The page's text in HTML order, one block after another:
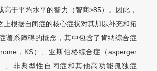
高于平均水平的智力（智商>85）。因此，
上根据自闭症的核心症状对其加以补充和拓
谱系障碍的概念，其中包含了肯纳综合症
，KS）、亚斯伯格综合症（asperger
、非典型性自闭症和其他高功能孤独症